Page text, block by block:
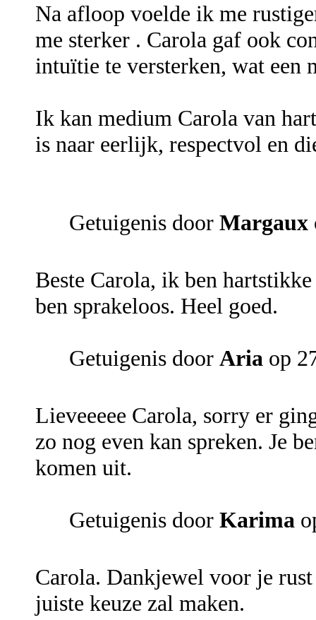
Na afloop voelde ik me
me sterker . Carola gaf ook
intuïtie te versterken, wat een
Ik kan medium Carola van
is naar eerlijk, respectvol en
Getuigenis door Margaux
Beste Carola, ik ben
ben sprakeloos. Heel goed.
Getuigenis door Aria op
Lieveeeee Carola, sorry er
zo nog even kan spreken. Je
komen uit.
Getuigenis door Karima
Carola. Dankjewel voor je
juiste keuze zal maken.